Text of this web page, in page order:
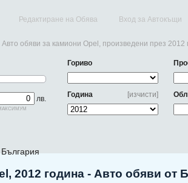
Редактиране на Обява Вход за Автокъщи
Авто обяви за камиони Opel, произведени през 2012
лв.
Гориво
[изчисти]
Година
2012 година - Авто обяви от